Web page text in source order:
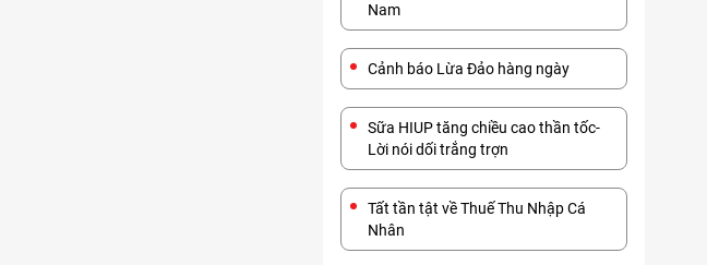
Nam
Cảnh báo Lừa Đảo hàng ngày
Sữa HIUP tăng chiều cao thần tốc-
Lời nói dối trắng trợn
Tất tần tật về Thuế Thu Nhập Cá
Nhân